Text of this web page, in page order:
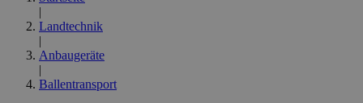
|
Landtechnik
|
Anbaugeräte
|
Ballentransport